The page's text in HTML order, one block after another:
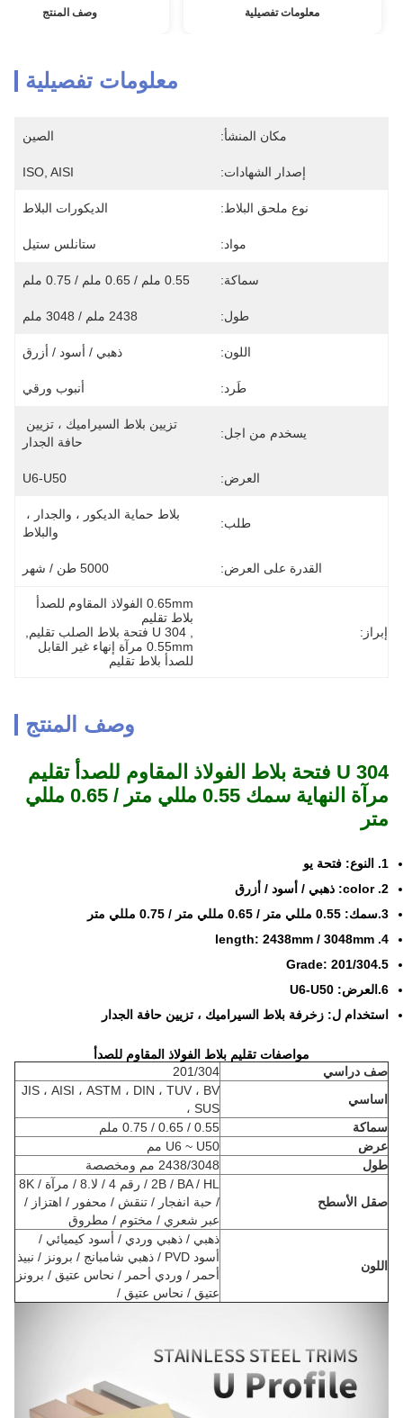
معلومات تفصيلية وصف المنتج
معلومات تفصيلية
مكان المنشأ: الصين
إصدار الشهادات: ISO, AISI
نوع ملحق البلاط: الديكورات البلاط
مواد: ستانلس ستيل
سماكة: 0.55 ملم / 0.65 ملم / 0.75 ملم
طول: 2438 ملم / 3048 ملم
اللون: ذهبي / أسود / أزرق
طَرد: أنبوب ورقي
يسخدم من اجل:
حافة الجدار
العرض: U6-U50
طلب:
والبلاط
القدرة على العرض: 5000 طن / شهر
إبراز:
بلاط تقليم
304 U فتحة بلاط الصلب تقليم
للصدأ بلاط تقليم
وصف المنتج
304 U فتحة بلاط الفولاذ المقاوم للصدأ تقليم
مرآة النهاية سمك 0.55 مللي متر / 0.65 مللي
متر
1. النوع: فتحة يو
2. color: ذهبي / أسود / أزرق
3.سمك: 0.55 مللي متر / 0.65 مللي متر / 0.75 مللي متر
4. length: 2438mm / 3048mm
5.Grade: 201/304
6.العرض: U6-U50
استخدام ل: زخرفة بلاط السيراميك ، تزيين حافة الجدار
مواصفات تقليم بلاط الفولاذ المقاوم للصدأ
صف دراسي
201/304
اساسي
JIS ، AISI ، ASTM ، DIN ، TUV ، BV
، SUS
سماكة
0.55 / 0.65 / 0.75 ملم
عرض
U6 ~ U50 مم
طول
2438/3048 مم ومخصصة
صقل الأسطح
2B / BA / HL / رقم 4 / لا.8 / مرآة / 8K
/ حبة انفجار / تنقش / محفور / اهتزاز /
عبر شعري / مختوم / مطروق
اللون
ذهبي / ذهبي وردي / أسود كيميائي /
أسود PVD / ذهبي شامبانج / برونز / نبيذ
أحمر / وردي أحمر / نحاس عتيق / برونز
عتيق / نحاس عتيق /